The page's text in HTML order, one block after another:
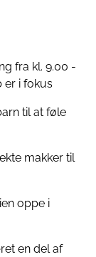
fra kl. 9.00 -
er i fokus
til at føle
makker til
oppe i
en del af